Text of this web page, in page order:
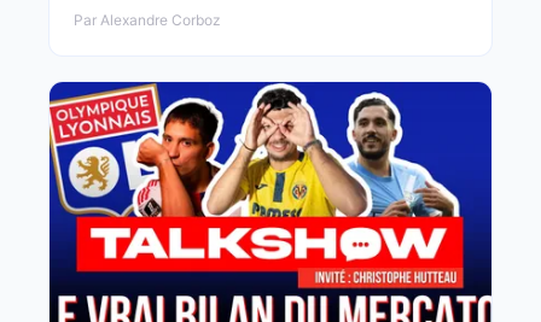
Par Alexandre Corboz